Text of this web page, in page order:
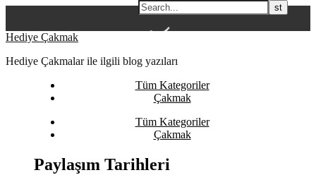
Skip
content
Hediye Çakmak
Hediye Çakmalar ile ilgili blog yazıları
Tüm Kategoriler
Çakmak
Tüm Kategoriler
Çakmak
Paylaşım Tarihleri